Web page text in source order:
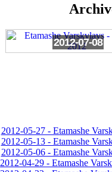
2012-07-08
2012-05-27 - Etamashe
2012-05-13 - Etamashe
2012-05-06 - Etamashe
2012-04-29 - Etamashe